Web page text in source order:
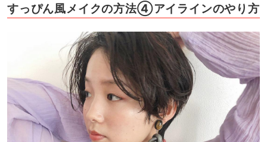
すっぴん風メイクの方法④アイラインのやり方